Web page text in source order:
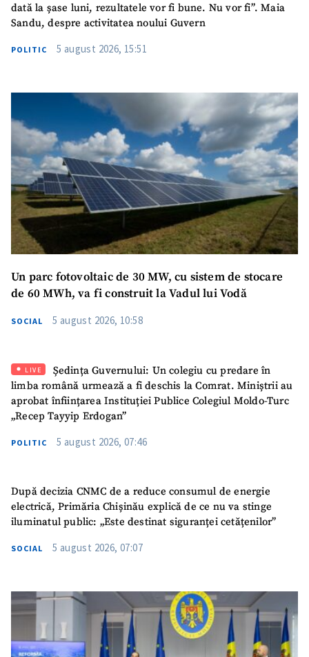
SUSȚINE
dată la șase luni, rezultatele vor fi bune. Nu vor fi”. Maia
Sandu, despre activitatea noului Guvern
POLITIC 5 august 2026, 15:51
Un parc fotovoltaic de 30 MW, cu sistem de stocare
de 60 MWh, va fi construit la Vadul lui Vodă
SOCIAL 5 august 2026, 10:58
LIVE
Ședința Guvernului: Un colegiu cu predare în
limba română urmează a fi deschis la Comrat. Miniștrii au
aprobat înființarea Instituției Publice Colegiul Moldo-Turc
„Recep Tayyip Erdogan”
POLITIC 5 august 2026, 07:46
După decizia CNMC de a reduce consumul de energie
electrică, Primăria Chișinău explică de ce nu va stinge
iluminatul public: „Este destinat siguranței cetățenilor”
SOCIAL 5 august 2026, 07:07
Telefon
+ Telefon personal
TRIMITE ȘTIREA